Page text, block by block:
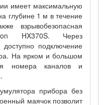
имеет максимальную
глубине 1 м в течение
взрывобезопасная
HX370S. Через
подключение
На ярком и большом
номера каналов и
прибора без
маячок позволит